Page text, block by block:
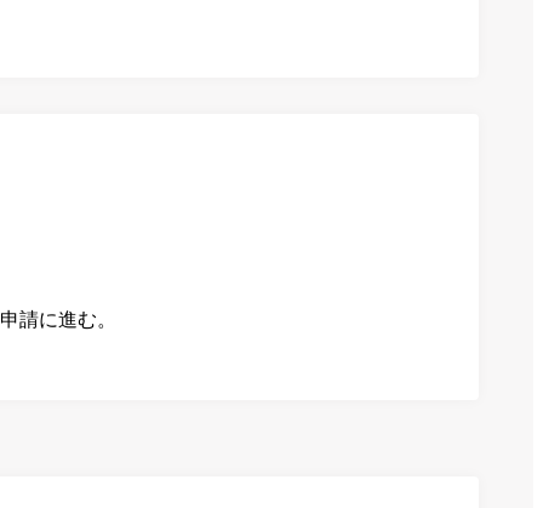
請に進む。